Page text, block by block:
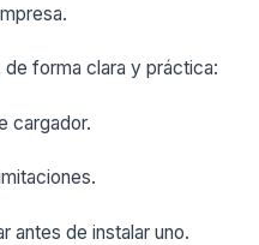
forma clara y práctica:
cargador.
antes de instalar uno.